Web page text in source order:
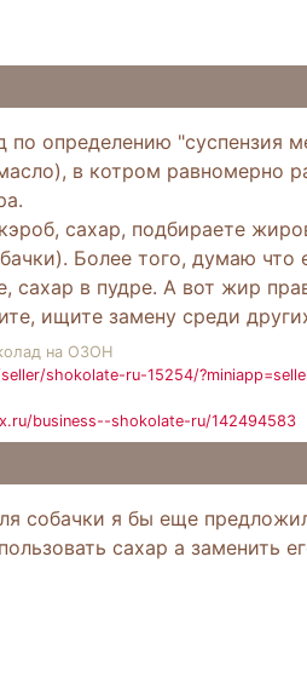
по определению "суспензия
в котром равномерно
сахар, подбираете
Более того, думаю
сахар в пудре. А вот жир
ищите замену среди
на ОЗОН
shokolate-ru-15254/
business--shokolate-ru/142494583
собачки я бы еще
сахар а заменить